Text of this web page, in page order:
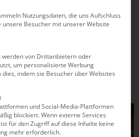
JEM-Bronze über 400m Freistil.
gibt es Schlusstag noch einmal
Nutzungsdaten, die uns Aufschluss
Besucher mit unserer Website
werden von Drittanbietern oder
um personalisierte Werbung
dies, indem sie Besucher über Websites
und Social-Media-Plattformen
blockiert. Wenn externe Services
für den Zugriff auf diese Inhalte keine
mehr erforderlich.